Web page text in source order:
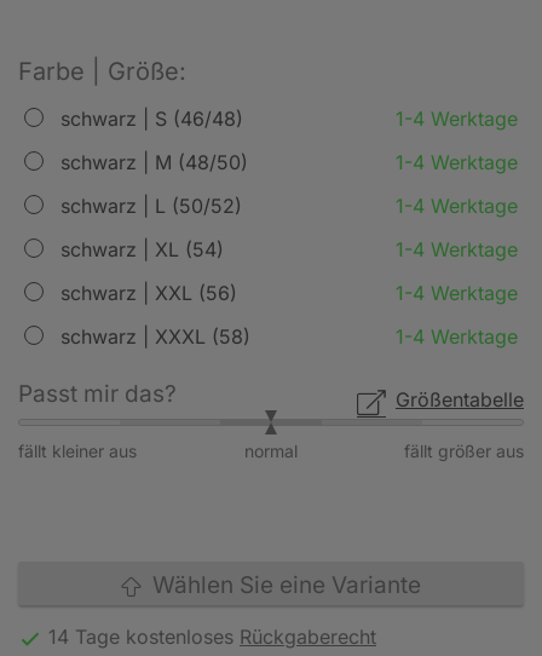
Farbe | Größe:
schwarz | S (46/48)
1-4 Werktage
schwarz | M (48/50)
1-4 Werktage
schwarz | L (50/52)
1-4 Werktage
schwarz | XL (54)
1-4 Werktage
schwarz | XXL (56)
1-4 Werktage
schwarz | XXXL (58)
1-4 Werktage
Größentabelle
Passt mir das?
fällt kleiner aus fällt größer aus
normal
Wählen Sie eine Variante
14 Tage kostenloses Rückgaberecht